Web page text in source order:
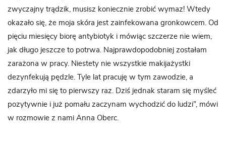
zwyczajny trądzik, musisz koniecznie zrobić wymaz! Wtedy
okazało się, że moja skóra jest zainfekowana gronkowcem. Od
pięciu miesięcy biorę antybiotyk i mówiąc szczerze nie wiem,
jak długo jeszcze to potrwa. Najprawdopodobniej zostałam
zarażona w pracy. Niestety nie wszystkie makijażystki
dezynfekują pędzle. Tyle lat pracuję w tym zawodzie, a
zdarzyło mi się to pierwszy raz. Dziś jednak staram się myśleć
pozytywnie i już pomału zaczynam wychodzić do ludzi”, mówi
w rozmowie z nami Anna Oberc.